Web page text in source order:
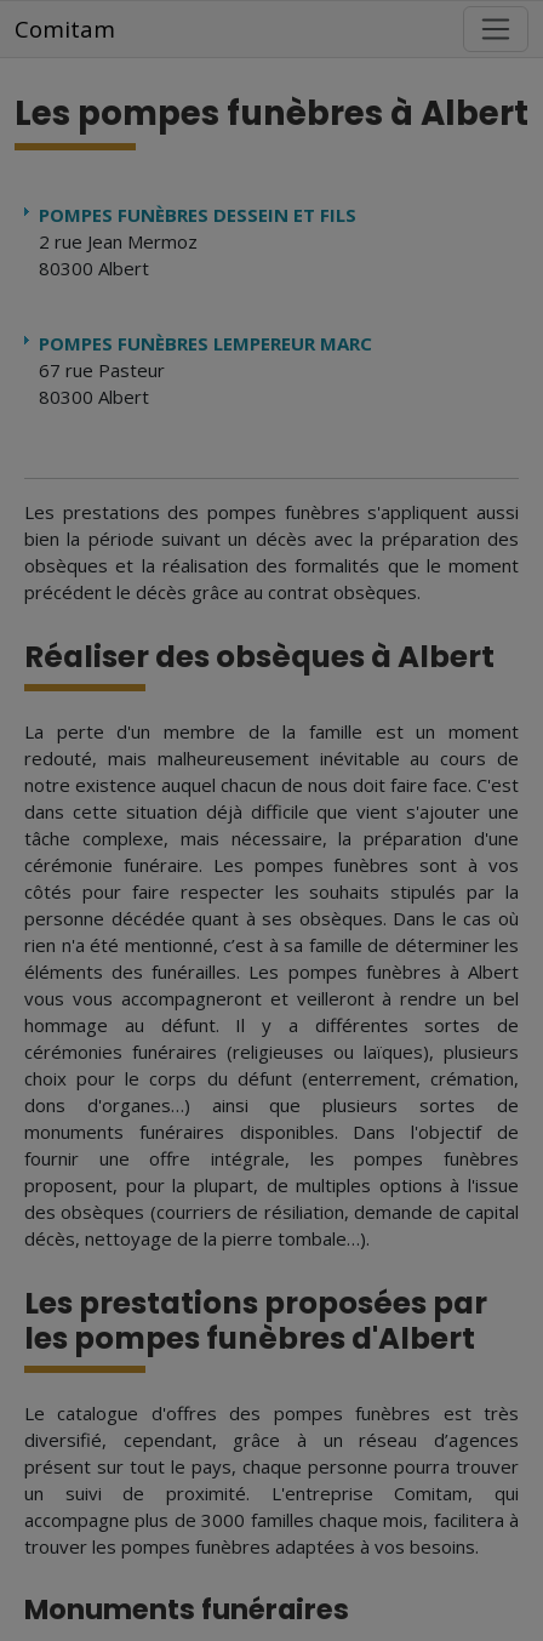
Comitam
Les pompes funèbres à Albert
Les prestations des pompes funèbres s'appliquent aussi
bien la période suivant un décès avec la préparation des
obsèques et la réalisation des formalités que le moment
précédent le décès grâce au contrat obsèques.
Réaliser des obsèques à Albert
La perte d'un membre de la famille est un moment
redouté, mais malheureusement inévitable au cours de
notre existence auquel chacun de nous doit faire face. C'est
dans cette situation déjà difficile que vient s'ajouter une
tâche complexe, mais nécessaire, la préparation d'une
cérémonie funéraire. Les pompes funèbres sont à vos
côtés pour faire respecter les souhaits stipulés par la
personne décédée quant à ses obsèques. Dans le cas où
rien n'a été mentionné, c’est à sa famille de déterminer les
éléments des funérailles. Les pompes funèbres à Albert
vous vous accompagneront et veilleront à rendre un bel
hommage au défunt. Il y a différentes sortes de
cérémonies funéraires (religieuses ou laïques), plusieurs
choix pour le corps du défunt (enterrement, crémation,
dons d'organes…) ainsi que plusieurs sortes de
monuments funéraires disponibles. Dans l'objectif de
fournir une offre intégrale, les pompes funèbres
proposent, pour la plupart, de multiples options à l'issue
des obsèques (courriers de résiliation, demande de capital
décès, nettoyage de la pierre tombale…).
Les prestations proposées par
les pompes funèbres d'Albert
Le catalogue d'offres des pompes funèbres est très
diversifié, cependant, grâce à un réseau d’agences
présent sur tout le pays, chaque personne pourra trouver
un suivi de proximité. L'entreprise Comitam, qui
accompagne plus de 3000 familles chaque mois, facilitera à
trouver les pompes funèbres adaptées à vos besoins.
Monuments funéraires
POMPES FUNÈBRES DESSEIN ET FILS
2 rue Jean Mermoz
80300 Albert
POMPES FUNÈBRES LEMPEREUR MARC
67 rue Pasteur
80300 Albert